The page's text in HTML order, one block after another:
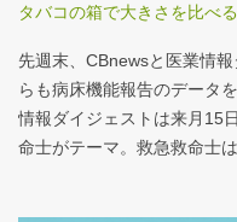
タバコの箱で大きさを比べ
先週末、CBnewsと医業情
らも病床機能報告のデータ
情報ダイジェストは来月15
命士がテーマ。救急救命士